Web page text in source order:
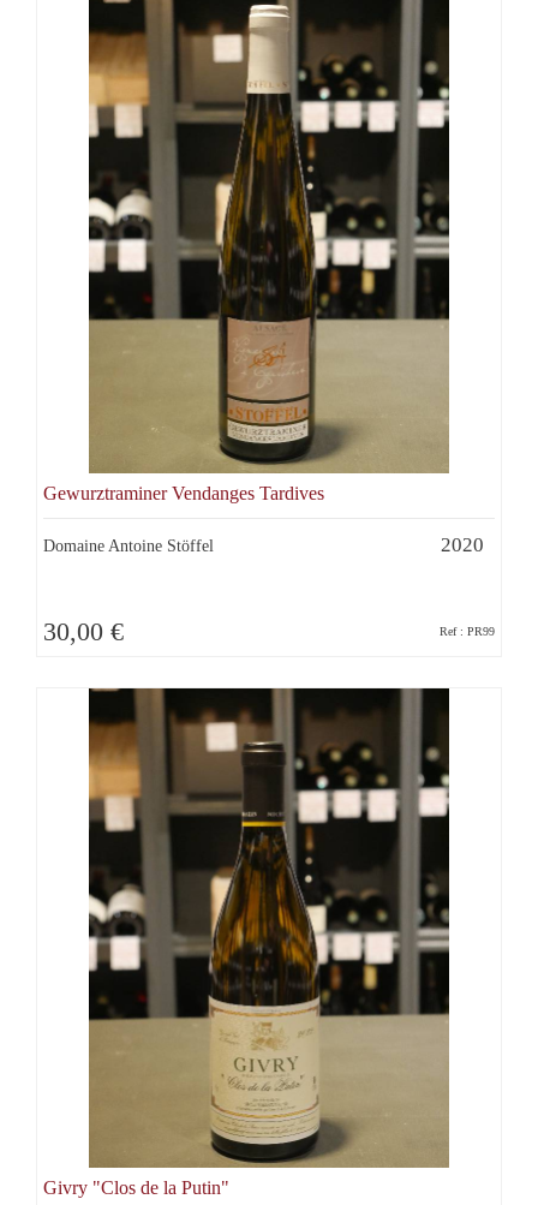
Gewurztraminer Vendanges Tardives
Domaine Antoine Stöffel 2020
30,00 € Ref : PR99
Givry "Clos de la Putin"